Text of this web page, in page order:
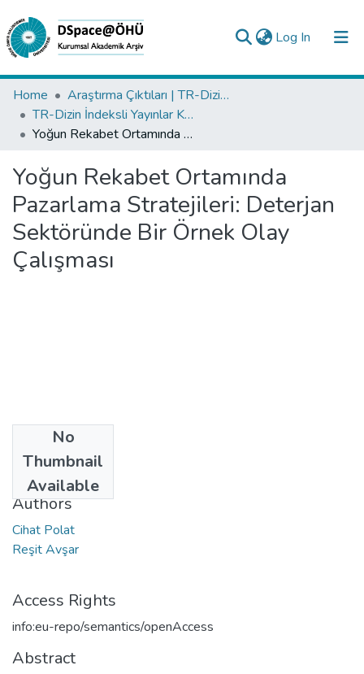
Log In (current)
Collections
All of DSpace
Analyze
Request/Question
Home
Araştırma Çıktıları | TR-Dizin | WoS | Scopus | PubMed
TR-Dizin İndeksli Yayınlar Koleksiyonu
Yoğun Rekabet Ortamında Pazarlama Stratejileri: Deterjan Sektöründe Bir Örnek Olay Çalışması
Yoğun Rekabet Ortamında
Pazarlama Stratejileri: Deterjan
Sektöründe Bir Örnek Olay
Çalışması
No
Thumbnail
Available
2006
Authors
Cihat Polat
Reşit Avşar
Access Rights
info:eu-repo/semantics/openAccess
Abstract